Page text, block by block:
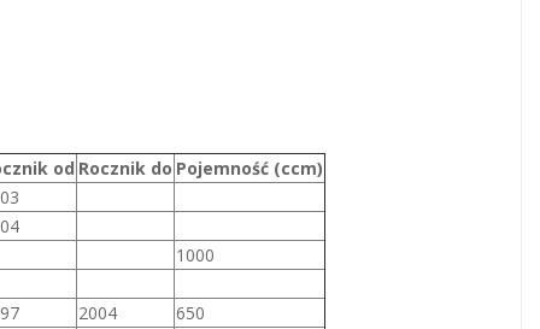
od Rocznik do Pojemność (ccm)
1000
2004
650